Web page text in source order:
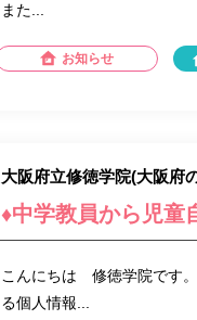
また...
お知らせ
大阪府立修徳学院(大阪府
♦中学教員から児童
こんにちは 修徳学院です
る個人情報...